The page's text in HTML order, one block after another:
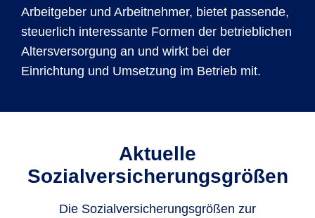
Arbeitgeber und Arbeitnehmer, bietet passende,
steuerlich interessante Formen der betrieblichen
Altersversorgung an und wirkt bei der
Einrichtung und Umsetzung im Betrieb mit.
Aktuelle
Sozialversicherungsgrößen
Die Sozialversicherungsgrößen zur